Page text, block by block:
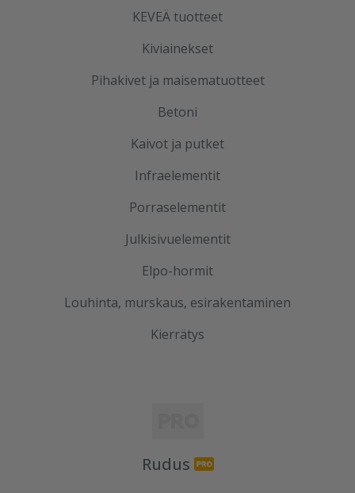
KEVEÄ tuotteet
Kiviainekset
Pihakivet ja maisematuotteet
Betoni
Kaivot ja putket
Infraelementit
Porraselementit
Julkisivuelementit
Elpo-hormit
Louhinta, murskaus, esirakentaminen
Kierrätys
Rudus